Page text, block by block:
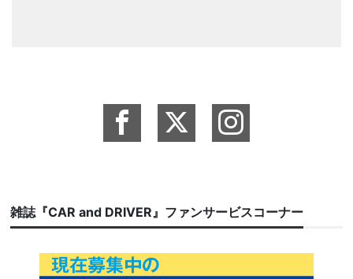
雑誌『CAR and DRIVER』ファンサービスコーナー